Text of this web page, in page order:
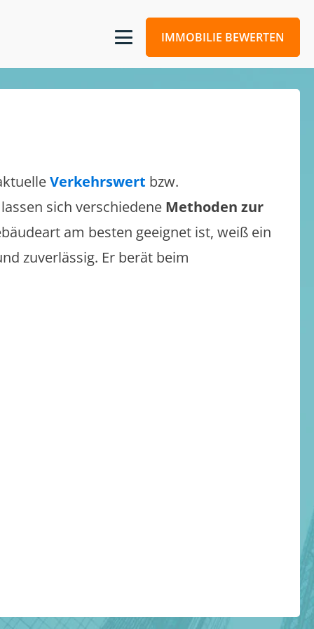
IMMOBILIE BEWERTEN
Verkehrswert bzw.
sich verschiedene Methoden zur
am besten geeignet ist, weiß ein
zuverlässig. Er berät beim